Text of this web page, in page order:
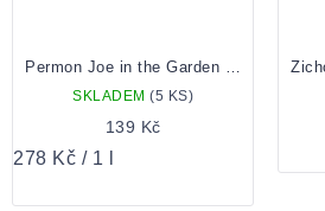
SKLADEM (5 KS)
139 Kč
Měrná
278 Kč / 1 l